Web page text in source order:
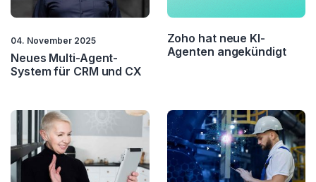
04. November 2025
Neues Multi-Agent-
System für CRM und CX
Zoho hat neue KI-
Agenten angekündigt